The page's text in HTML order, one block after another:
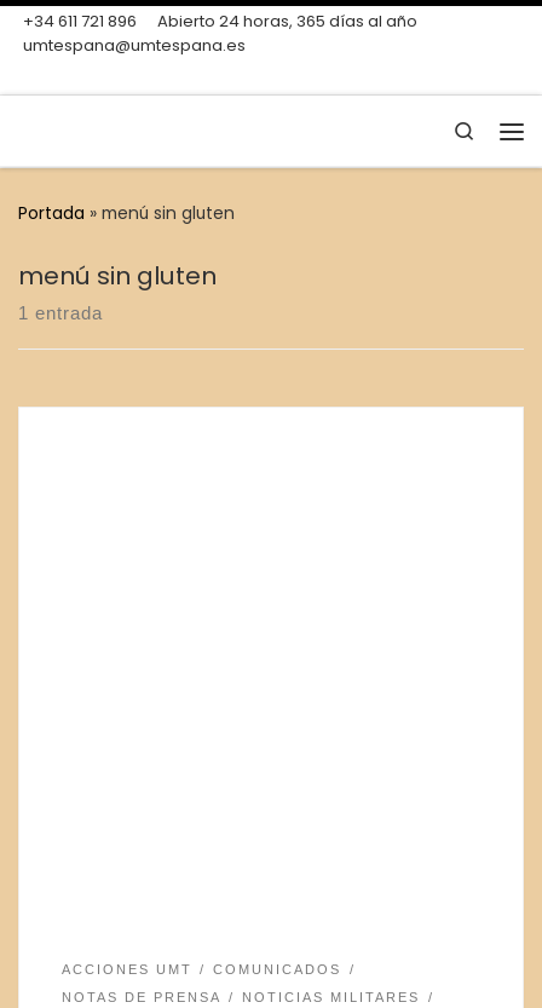
Skip to content
+34 611 721 896
Abierto 24 horas, 365 días al año
umtespana@umtespana.es
Search
Portada » menú sin gluten
menú sin gluten
1 entrada
ACCIONES UMT
COMUNICADOS
NOTAS DE PRENSA
NOTICIAS MILITARES